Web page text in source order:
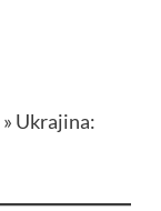
» Ukrajina: